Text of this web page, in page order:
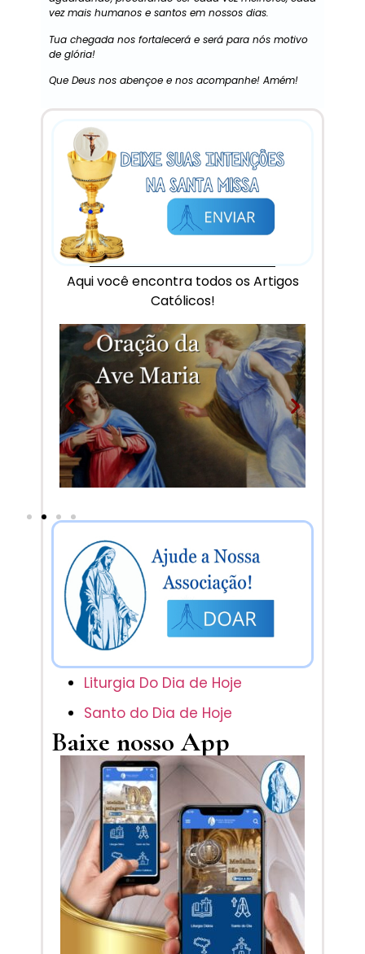
vez mais humanos e santos em nossos dias.
Tua chegada nos fortalecerá e será para nós motivo
de glória!
Que Deus nos abençoe e nos acompanhe! Amém!
Aqui você encontra todos os Artigos
Católicos!
Liturgia Do Dia de Hoje
Santo do Dia de Hoje
Baixe nosso App